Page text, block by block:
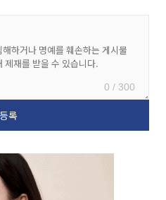
0 / 300